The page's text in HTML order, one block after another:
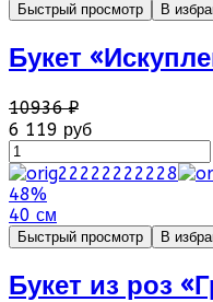
Быстрый просмотр В
Букет
10936 ₽
6 119 руб
48%
40 см
Быстрый просмотр В
Букет из роз